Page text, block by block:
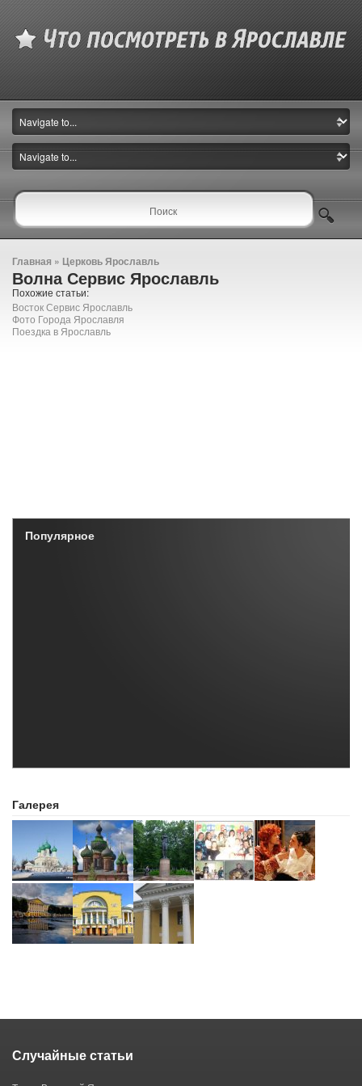
Главная » Церковь Ярославль
Волна Сервис Ярославль
Похожие статьи:
Восток Сервис Ярославль
Фото Города Ярославля
Поездка в Ярославль
Популярное
Галерея
Случайные статьи